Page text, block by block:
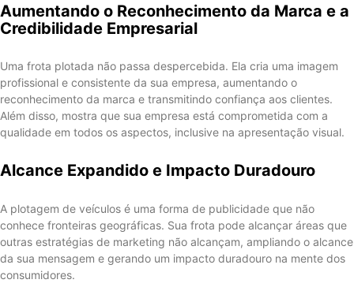
Aumentando o Reconhecimento da Marca e a
Credibilidade Empresarial
Uma frota plotada não passa despercebida. Ela cria uma imagem
profissional e consistente da sua empresa, aumentando o
reconhecimento da marca e transmitindo confiança aos clientes.
Além disso, mostra que sua empresa está comprometida com a
qualidade em todos os aspectos, inclusive na apresentação visual.
Alcance Expandido e Impacto Duradouro
A plotagem de veículos é uma forma de publicidade que não
conhece fronteiras geográficas. Sua frota pode alcançar áreas que
outras estratégias de marketing não alcançam, ampliando o alcance
da sua mensagem e gerando um impacto duradouro na mente dos
consumidores.